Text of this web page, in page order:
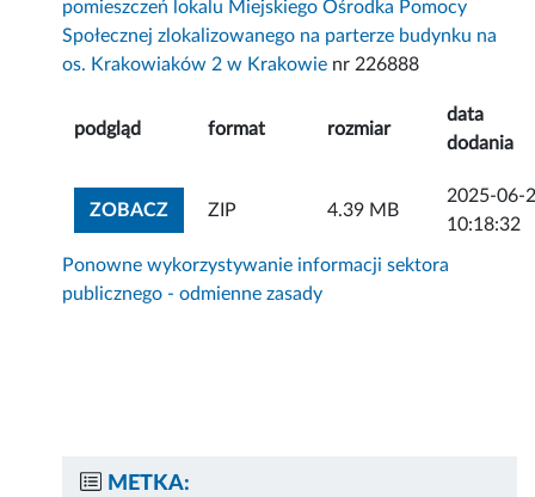
pomieszczeń lokalu Miejskiego Ośrodka Pomocy
Społecznej zlokalizowanego na parterze budynku na
os. Krakowiaków 2 w Krakowie nr 226888
podgląd format rozmiar
data
dodania
ZOBACZZOBACZ ZAŁĄCZNIK
ZIP 4.39 MB
2025-06-
10:18:32
Ponowne wykorzystywanie informacji sektora
publicznego - odmienne zasady
METKA: